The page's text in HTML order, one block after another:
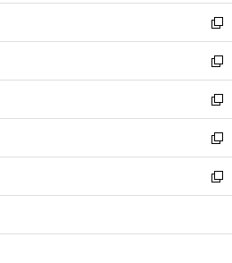
く
ウ
で
開
く
ン
ド
ウ
で
開
く
ウ
ィ
ン
ド
ウ
で
開
く
し
い
ウ
ィ
ン
ド
ウ
で
開
く
新
し
い
ウ
ィ
ン
ド
ウ
で
開
新
し
い
ウ
ィ
ン
ド
ウ
開
新
し
い
ウ
ィ
ン
ウ
新
し
い
ウ
ン
新
し
ウ